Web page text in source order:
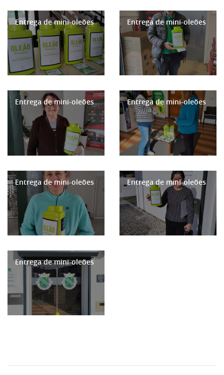
Entrega de mini-oleões Entrega de mini-oleões
Entrega de mini-oleões Entrega de mini-oleões
Entrega de mini-oleões Entrega de mini-oleões
Entrega de mini-oleões